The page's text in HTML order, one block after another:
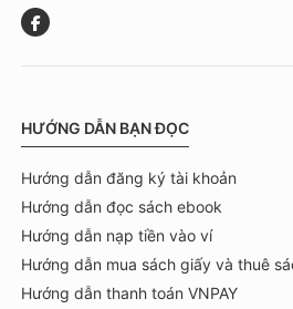
HƯỚNG DẪN BẠN ĐỌC
Hướng dẫn đăng ký tài khoản
Hướng dẫn đọc sách ebook
Hướng dẫn nạp tiền vào ví
Hướng dẫn mua sách giấy và thuê
Hướng dẫn thanh toán VNPAY